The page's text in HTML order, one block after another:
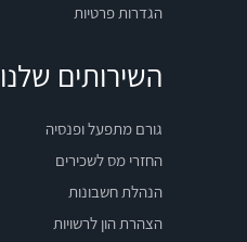
הגדרות פרטיות
השירותים שלנו
גורם מתפעל ופנסיה
החזרי מס לשכירים
הנהלת חשבונות
הצהרת הון לרשויות